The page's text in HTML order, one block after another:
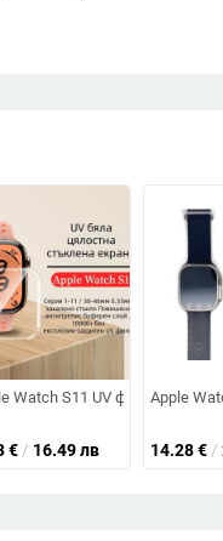
анти отпечатък,
с iPhone 16Pm/
защита, HD яснота,
филм за защита на
Watch S11 UV филм за
€ / 16.49 лв
Apple
14.28€ /